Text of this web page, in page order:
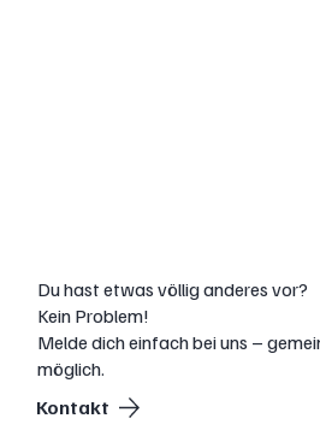
Du hast etwas völlig anderes vor?
Kein Problem!
Melde dich einfach bei uns –
möglich.
Kontakt